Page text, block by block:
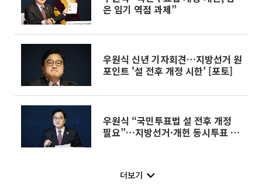
은 임기 역점 과제”
우원식 신년 기자회견…지방선거 원
포인트 '설 전후 개정 시한' [포토]
우원식 “국민투표법 설 전후 개정
필요”…지방선거·개헌 동시투표 추
더보기